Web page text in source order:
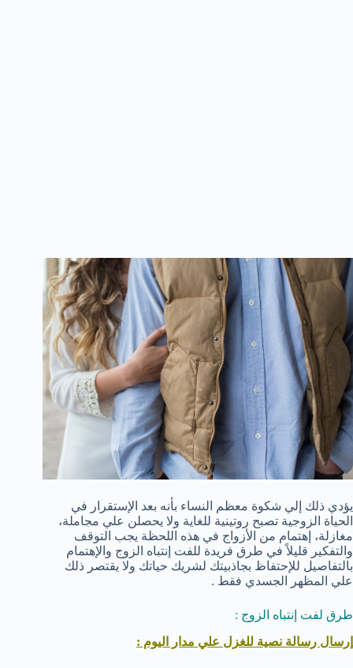
يؤدي ذلك إلي شكوة معظم النساء بأنه بعد الإستقرار في
الحياة الزوجية تصبح روتينية للغاية ولا يحصلن علي مجاملة،
مغازلة، إهتمام من الأزواج في هذه اللحظة يجب التوقف
والتفكير قليلاً في طرق فريدة للفت إنتباه الزوج والإهتمام
بالتفاصيل للإحتفاظ بجاذبيتك لشريك حياتك ولا يقتصر ذلك
علي المظهر الجسدي فقط .
طرق لفت إنتباه الزوج :
إرسال رسالة نصية للغزل علي مدار اليوم :